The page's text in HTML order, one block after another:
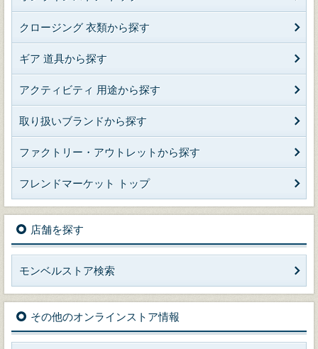
クロージング 衣類から探す
ギア 道具から探す
アクティビティ 用途から探す
取り扱いブランドから探す
ファクトリー・アウトレットから探す
フレンドマーケット トップ
店舗を探す
モンベルストア検索
その他のオンラインストア情報